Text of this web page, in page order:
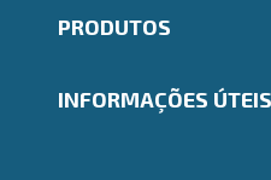
Indique um amigo
Trabalhe Conosco
Ailos Educação
PRODUTOS
Consórcios
INFORMAÇÕES ÚTEIS